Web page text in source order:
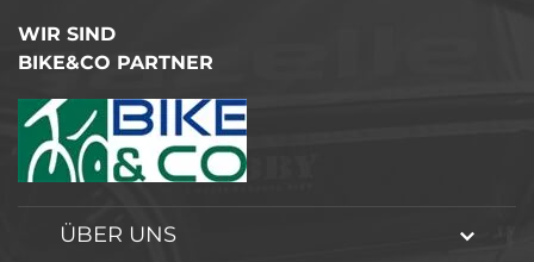
WIR SIND
BIKE&CO PARTNER
ÜBER UNS